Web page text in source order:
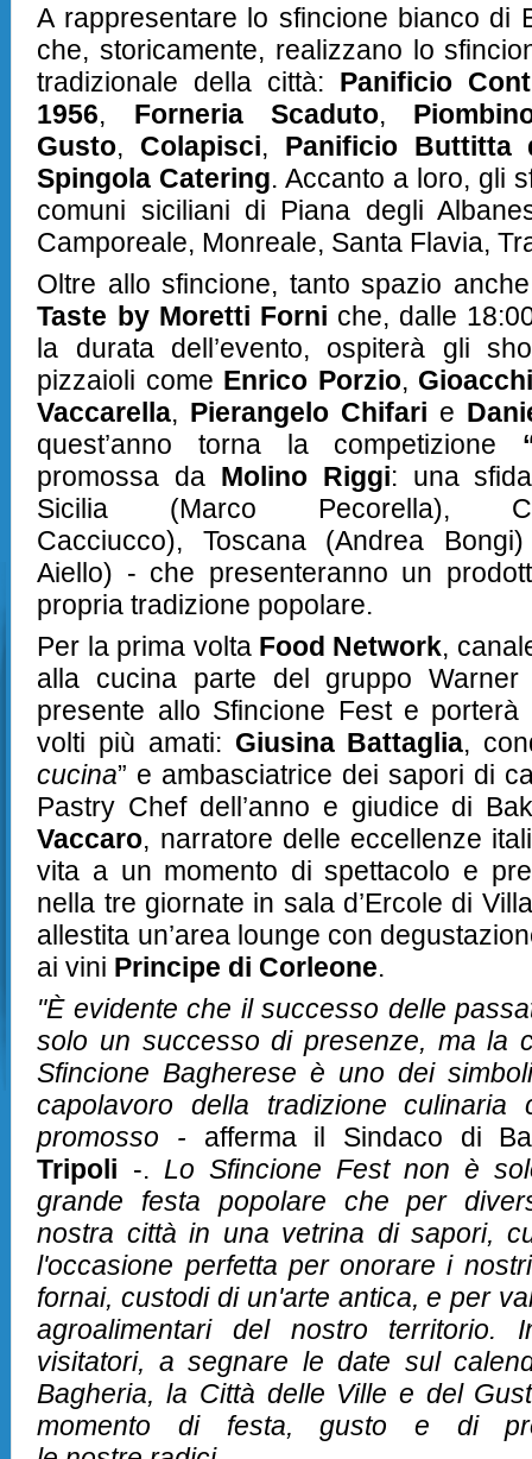
A rappresentare lo sfincione bianco di
che, storicamente, realizzano lo
tradizionale della città: Panificio
1956, Forneria Scaduto,
Gusto, Colapisci, Panificio Buttitta
Spingola Catering. Accanto a loro, gli
comuni siciliani di Piana degli
Camporeale, Monreale, Santa Flavia,
Oltre allo sfincione, tanto spazio
Taste by Moretti Forni che, dalle
la durata dell’evento, ospiterà gli
pizzaioli come Enrico Porzio,
Vaccarella, Pierangelo Chifari e
quest’anno torna la competizione
promossa da Molino Riggi: una
Sicilia (Marco Pecorella),
Cacciucco), Toscana (Andrea
Aiello) - che presenteranno un
propria tradizione popolare.
Per la prima volta Food Network,
alla cucina parte del gruppo
presente allo Sfincione Fest e
volti più amati: Giusina Battaglia,
cucina” e ambasciatrice dei sapori di
Pastry Chef dell’anno e giudice di
Vaccaro, narratore delle eccellenze
vita a un momento di spettacolo e
nella tre giornate in sala d’Ercole di
allestita un’area lounge con
ai vini Principe di Corleone.
"È evidente che il successo delle
solo un successo di presenze, ma la
Sfincione Bagherese è uno dei
capolavoro della tradizione
promosso - afferma il Sindaco di
Tripoli -. Lo Sfincione Fest non è
grande festa popolare che per
nostra città in una vetrina di sapori,
l'occasione perfetta per onorare i
fornai, custodi di un'arte antica, e per
agroalimentari del nostro territorio.
visitatori, a segnare le date sul
Bagheria, la Città delle Ville e del
momento di festa, gusto e di